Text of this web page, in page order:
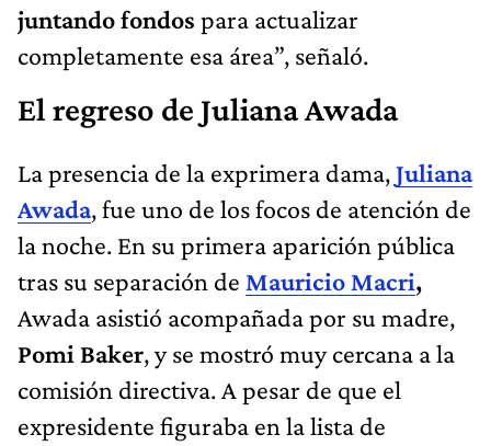
juntando fondos para actualizar
completamente esa área”, señaló.
El regreso de Juliana Awada
La presencia de la exprimera dama,Juliana
Awada, fue uno de los focos de atención de
la noche. En su primera aparición pública
tras su separación de Mauricio Macri,
Awada asistió acompañada por su madre,
Pomi Baker, y se mostró muy cercana a la
comisión directiva. A pesar de que el
expresidente figuraba en la lista de